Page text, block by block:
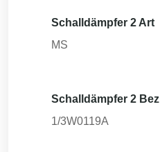
Schalldämpfer 2 Art
MS
Schalldämpfer 2 Bez
1/3W0119A